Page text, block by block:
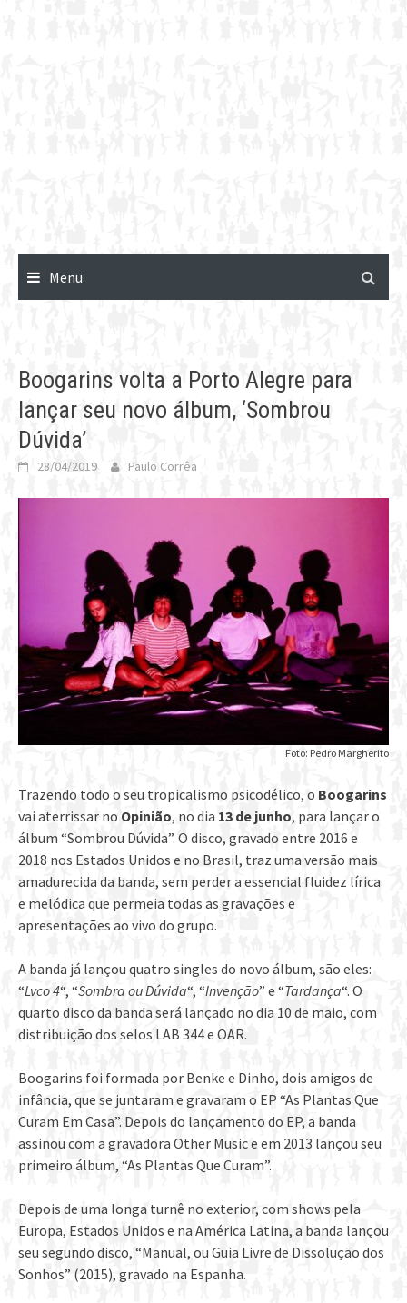
Menu
Boogarins volta a Porto Alegre para
lançar seu novo álbum, ‘Sombrou
Dúvida’
28/04/2019 Paulo Corrêa
Foto: Pedro Margherito
Trazendo todo o seu tropicalismo psicodélico, o Boogarins
vai aterrissar no Opinião, no dia 13 de junho, para lançar o
álbum “Sombrou Dúvida”. O disco, gravado entre 2016 e
2018 nos Estados Unidos e no Brasil, traz uma versão mais
amadurecida da banda, sem perder a essencial fluidez lírica
e melódica que permeia todas as gravações e
apresentações ao vivo do grupo.
A banda já lançou quatro singles do novo álbum, são eles:
“Lvco 4“, “Sombra ou Dúvida“, “Invenção” e “Tardança“. O
quarto disco da banda será lançado no dia 10 de maio, com
distribuição dos selos LAB 344 e OAR.
Boogarins foi formada por Benke e Dinho, dois amigos de
infância, que se juntaram e gravaram o EP “As Plantas Que
Curam Em Casa”. Depois do lançamento do EP, a banda
assinou com a gravadora Other Music e em 2013 lançou seu
primeiro álbum, “As Plantas Que Curam”.
Depois de uma longa turnê no exterior, com shows pela
Europa, Estados Unidos e na América Latina, a banda lançou
seu segundo disco, “Manual, ou Guia Livre de Dissolução dos
Sonhos” (2015), gravado na Espanha.